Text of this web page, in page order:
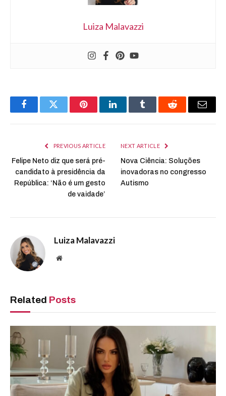
Luiza Malavazzi
FacebookTwitter PinterestLinkedInTumblr Reddit Email
PREVIOUS ARTICLE
Felipe Neto diz que será pré-
candidato à presidência da
República: ‘Não é um gesto
de vaidade’
NEXT ARTICLE
Nova Ciência: Soluções
inovadoras no congresso
Autismo
Luiza Malavazzi
Website
Related Posts